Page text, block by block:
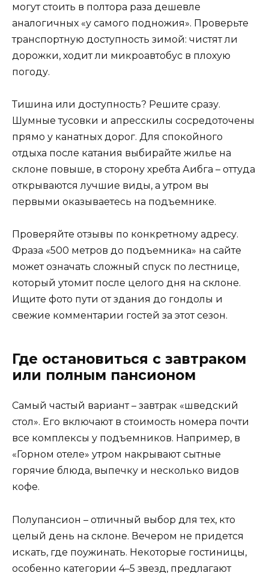
могут стоить в полтора раза дешевле
аналогичных «у самого подножия». Проверьте
транспортную доступность зимой: чистят ли
дорожки, ходит ли микроавтобус в плохую
погоду.
Тишина или доступность? Решите сразу.
Шумные тусовки и апресскилы сосредоточены
прямо у канатных дорог. Для спокойного
отдыха после катания выбирайте жилье на
склоне повыше, в сторону хребта Аибга – оттуда
открываются лучшие виды, а утром вы
первыми оказываетесь на подъемнике.
Проверяйте отзывы по конкретному адресу.
Фраза «500 метров до подъемника» на сайте
может означать сложный спуск по лестнице,
который утомит после целого дня на склоне.
Ищите фото пути от здания до гондолы и
свежие комментарии гостей за этот сезон.
Где остановиться с завтраком
или полным пансионом
Самый частый вариант – завтрак «шведский
стол». Его включают в стоимость номера почти
все комплексы у подъемников. Например, в
«Горном отеле» утром накрывают сытные
горячие блюда, выпечку и несколько видов
кофе.
Полупансион – отличный выбор для тех, кто
целый день на склоне. Вечером не придется
искать, где поужинать. Некоторые гостиницы,
особенно категории 4–5 звезд, предлагают